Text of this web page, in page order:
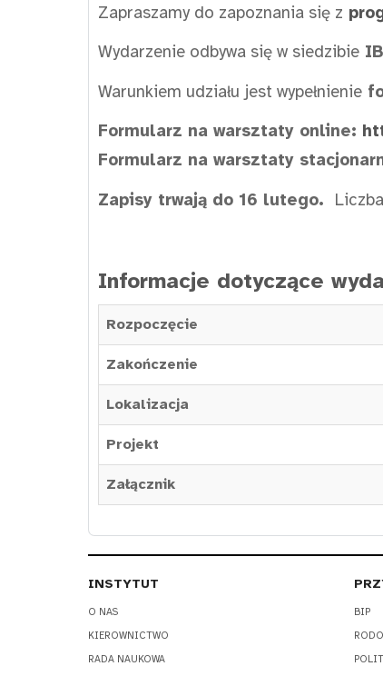
Zapraszamy do zapoznania się z
Wydarzenie odbywa się w siedzibie
Warunkiem udziału jest wypełnienie
Formularz na warsztaty online:
Formularz na warsztaty
Zapisy trwają do 16 lutego.
Informacje dotyczące
Rozpoczęcie
Zakończenie
Lokalizacja
Projekt
Załącznik
INSTYTUT
O NAS
KIEROWNICTWO
RADA NAUKOWA
BIP
RODO